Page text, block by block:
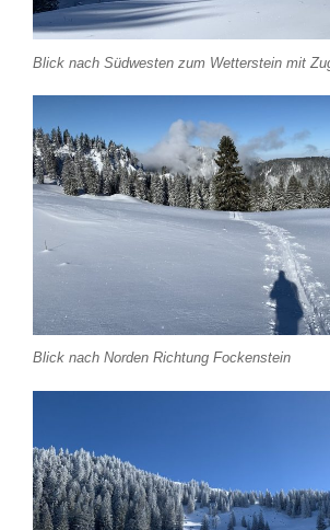
Blick nach Südwesten zum Wetterstein mit
Blick nach Norden Richtung Fockenstein